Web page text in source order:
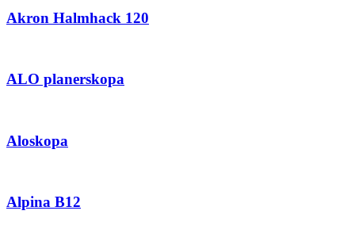
Akron Halmhack 120
ALO planerskopa
Aloskopa
Alpina B12